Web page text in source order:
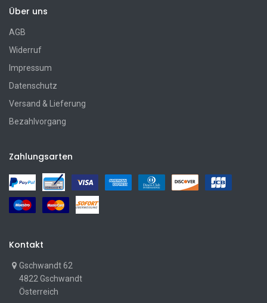
Über uns
AGB
Widerruf
Impressum
Datenschutz
Versand & Lieferung
Bezahlvorgang
Zahlungsarten
Kontakt
Gschwandt 62
4822 Gschwandt
Österreich